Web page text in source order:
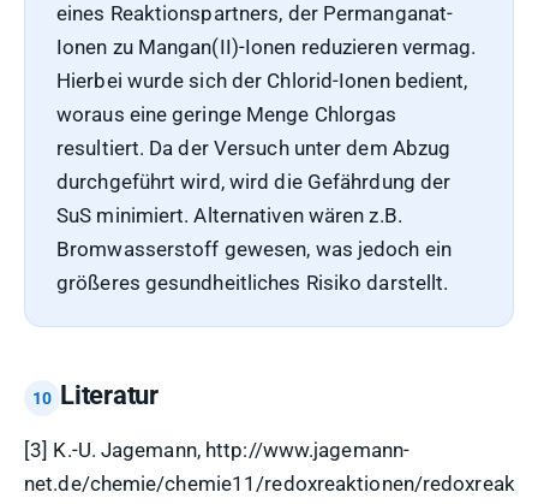
eines Reaktionspartners, der Permanganat-
Ionen zu Mangan(II)-Ionen reduzieren vermag.
Hierbei wurde sich der Chlorid-Ionen bedient,
woraus eine geringe Menge Chlorgas
resultiert. Da der Versuch unter dem Abzug
durchgeführt wird, wird die Gefährdung der
SuS minimiert. Alternativen wären z.B.
Bromwasserstoff gewesen, was jedoch ein
größeres gesundheitliches Risiko darstellt.
Literatur
[3] K.-U. Jagemann, http://www.jagemann-
net.de/chemie/chemie11/redoxreaktionen/